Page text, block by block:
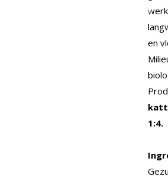
en
1:4.